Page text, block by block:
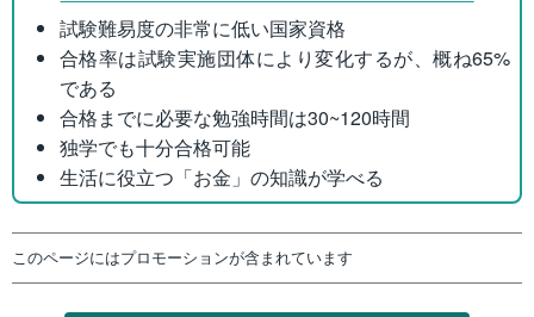
試験難易度の非常に低い国家資格
合格率は試験実施団体により変化するが、概ね65%
である
合格までに必要な勉強時間は30~120時間
独学でも十分合格可能
生活に役立つ「お金」の知識が学べる
このページにはプロモーションが含まれています